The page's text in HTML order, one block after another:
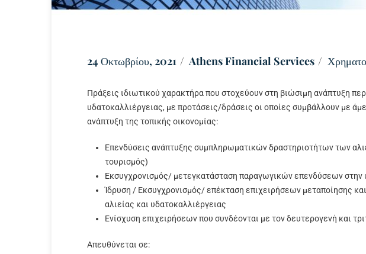
24 Οκτωβρίου, 2021 Athens Financial Services
Πράξεις ιδιωτικού χαρακτήρα που στοχεύουν στη βιώσιμη ανάπτυξη
υδατοκαλλιέργειας, με προτάσεις/δράσεις οι οποίες συμβάλλουν με
ανάπτυξη της τοπικής οικονομίας:
Επενδύσεις ανάπτυξης συμπληρωματικών δραστηριοτήτων των
τουρισμός)
Εκσυγχρονισμός/ μετεγκατάσταση παραγωγικών επενδύσεων στην
Ίδρυση / Εκσυγχρονισμός/ επέκταση επιχειρήσεων μεταποίησης
αλιείας και υδατοκαλλιέργειας
Ενίσχυση επιχειρήσεων που συνδέονται με τον δευτερογενή και
Απευθύνεται σε: